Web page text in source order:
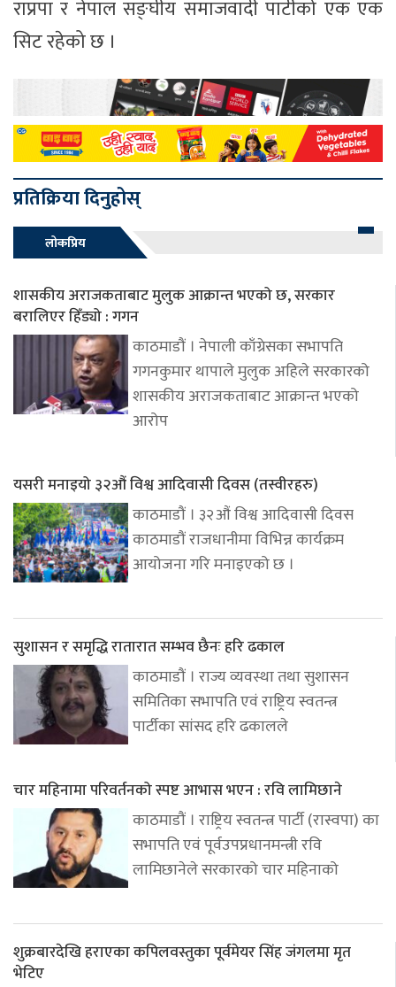
राप्रपा र नेपाल सङ्घीय समाजवादी पार्टीको एक एक
सिट रहेको छ ।
प्रतिक्रिया दिनुहोस्
लोकप्रिय
शासकीय अराजकताबाट मुलुक आक्रान्त भएको छ, सरकार
बरालिएर हिँड्यो : गगन
काठमाडौं । नेपाली काँग्रेसका सभापति
गगनकुमार थापाले मुलुक अहिले सरकारको
शासकीय अराजकताबाट आक्रान्त भएको
आरोप
यसरी मनाइयो ३२औं विश्व आदिवासी दिवस (तस्वीरहरु)
काठमाडौं । ३२औं विश्व आदिवासी दिवस
काठमाडौं राजधानीमा विभिन्न कार्यक्रम
आयोजना गरि मनाइएको छ ।
सुशासन र समृद्धि रातारात सम्भव छैनः हरि ढकाल
काठमाडौं । राज्य व्यवस्था तथा सुशासन
समितिका सभापति एवं राष्ट्रिय स्वतन्त्र
पार्टीका सांसद हरि ढकालले
चार महिनामा परिवर्तनको स्पष्ट आभास भएन : रवि लामिछाने
काठमाडौं । राष्ट्रिय स्वतन्त्र पार्टी (रास्वपा) का
सभापति एवं पूर्वउपप्रधानमन्त्री रवि
लामिछानेले सरकारको चार महिनाको
शुक्रबारदेखि हराएका कपिलवस्तुका पूर्वमेयर सिंह जंगलमा मृत
भेटिए